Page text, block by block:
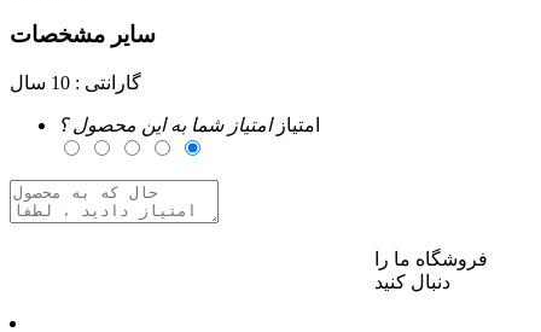
سایر مشخصات
گارانتی : 10 سال
امتیازامتیاز شما به این محصول ؟
فروشگاه ما را
دنبال کنید